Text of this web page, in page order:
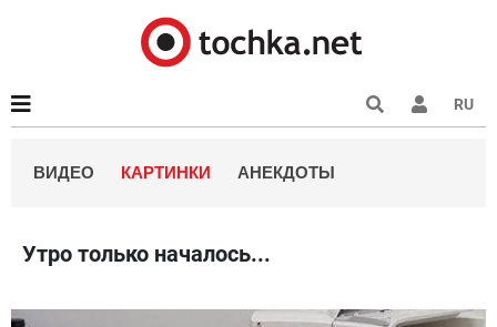
RU
ВИДЕО КАРТИНКИ АНЕКДОТЫ
Утро только началось...